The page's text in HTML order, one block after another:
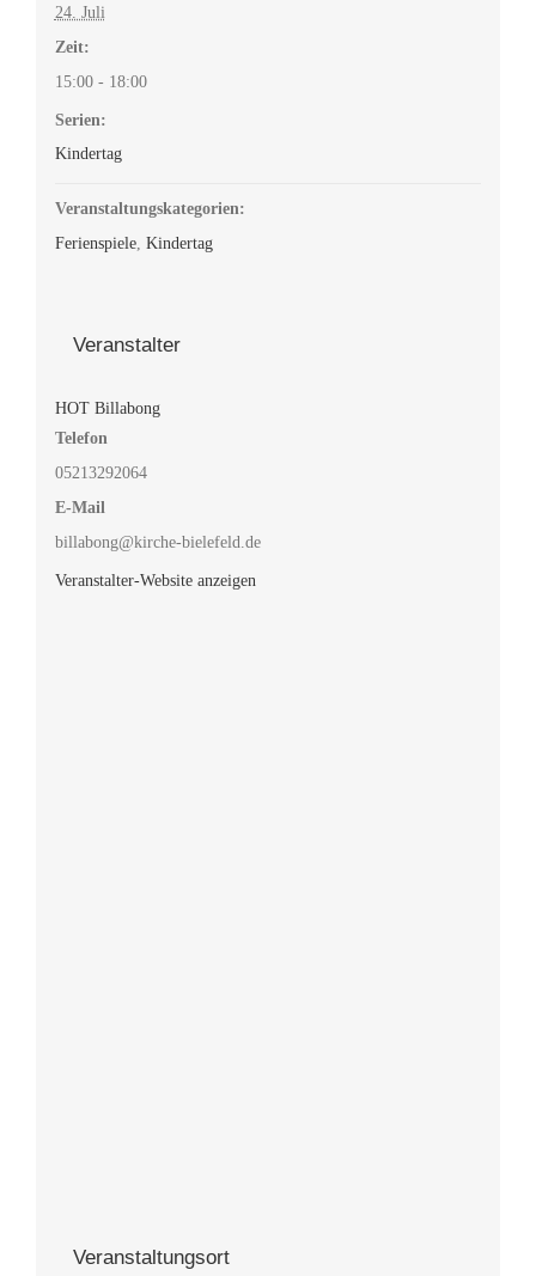
24. Juli
Zeit:
15:00 - 18:00
Serien:
Kindertag
Veranstaltungskategorien:
Ferienspiele, Kindertag
Veranstalter
HOT Billabong
Telefon
05213292064
E-Mail
billabong@kirche-bielefeld.de
Veranstalter-Website anzeigen
Veranstaltungsort